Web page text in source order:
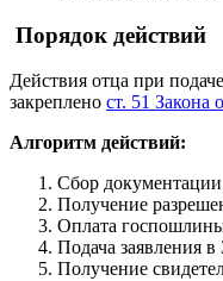
Порядок действий
Действия отца при
закреплено ст. 51 Закона
Алгоритм действий:
Сбор
Получение
Оплата
Подача заявления
Получение